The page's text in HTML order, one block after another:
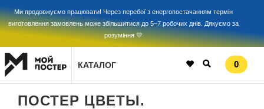
Ми продовжуємо працювати! Через перебої з енергопостачанням термін
виготовлення замовлень може збільшитися до 5–7 робочих днів. Дякуємо за
розуміння 💛
КАТАЛОГ 0
ПОСТЕР ЦВЕТЫ.